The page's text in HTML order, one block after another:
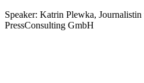
Speaker: Katrin Plewka,
PressConsulting GmbH